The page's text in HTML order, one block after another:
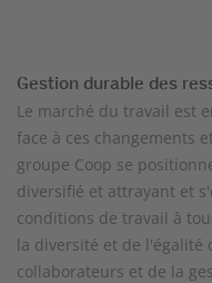
Gestion durable des
Le marché du travail est
face à ces changements
groupe Coop se
diversifié et attrayant et
conditions de travail à
la diversité et de l'égalité
collaborateurs et de la